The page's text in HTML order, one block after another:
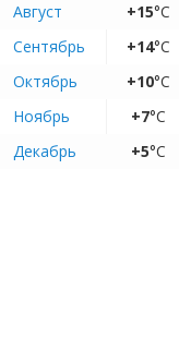
Август
+15°C
Сентябрь
+14°C
Октябрь
+10°C
Ноябрь
+7°C
Декабрь
+5°C